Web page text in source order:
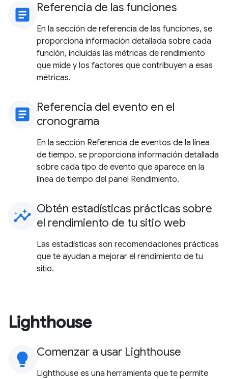
article Referencia de las funciones
En la sección de referencia de las funciones, se
proporciona información detallada sobre cada
función, incluidas las métricas de rendimiento
que mide y los factores que contribuyen a esas
métricas.
article Referencia del evento en el
cronograma
En la sección Referencia de eventos de la línea
de tiempo, se proporciona información detallada
sobre cada tipo de evento que aparece en la
línea de tiempo del panel Rendimiento.
insights Obtén estadísticas prácticas sobre
el rendimiento de tu sitio web
Las estadísticas son recomendaciones prácticas
que te ayudan a mejorar el rendimiento de tu
sitio.
Lighthouse
lightbulb Comenzar a usar Lighthouse
Lighthouse es una herramienta que te permite